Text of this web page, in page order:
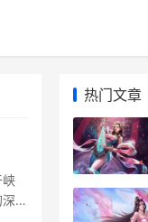
峡
度
热门文章